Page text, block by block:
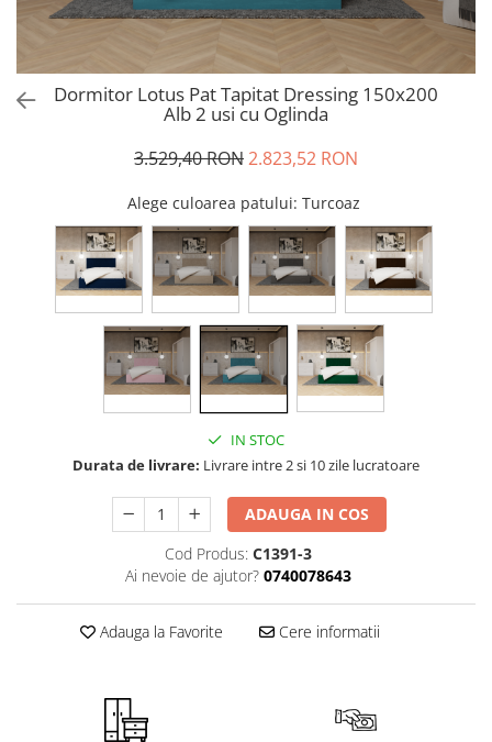
Dormitor Lotus Pat Tapitat Dressing 150x200
Alb 2 usi cu Oglinda
3.529,40 RON2.823,52 RON
Alege culoarea patului: Turcoaz
IN STOC
Durata de livrare: Livrare intre 2 si 10 zile lucratoare
ADAUGA IN COS
Cod Produs: C1391-3
Ai nevoie de ajutor? 0740078643
Adauga la Favorite Cere informatii